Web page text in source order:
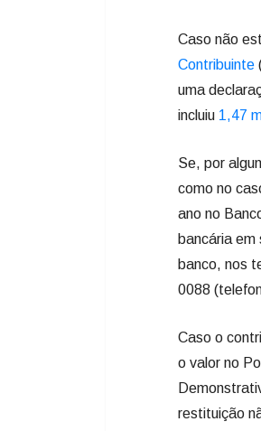
Caso não
Contribuinte
uma
incluiu 1,47
Se, por
como no
ano no
bancária em
banco, nos
0088
Caso o
o valor no
restituição